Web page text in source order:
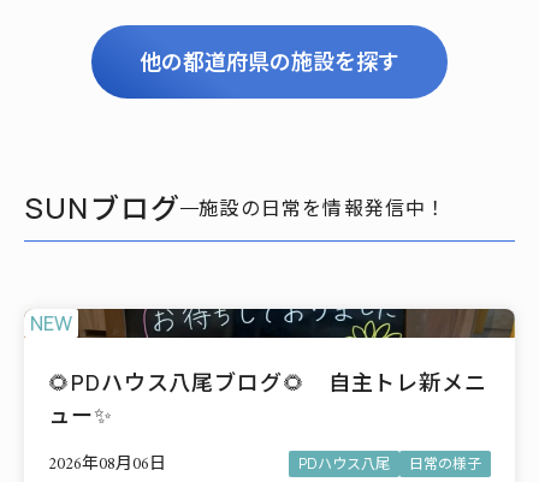
他の都道府県の施設を探す
SUNブログ 施設の日常を情報発信中！
NEW
🌻PDハウス八尾ブログ🌻 自主トレ新メニ
ュー✨
2026年08月06日 PDハウス八尾 日常の様子